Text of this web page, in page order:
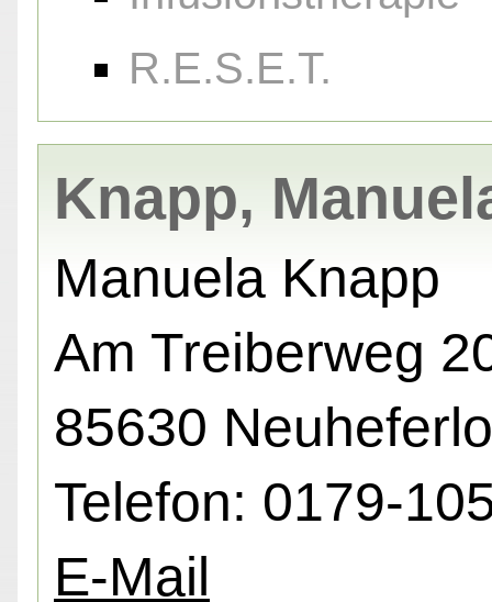
R.E.S.E.T.
Knapp,
Manuela Knapp
Am Treiberweg
85630
Telefon: 0179-
E-Mail